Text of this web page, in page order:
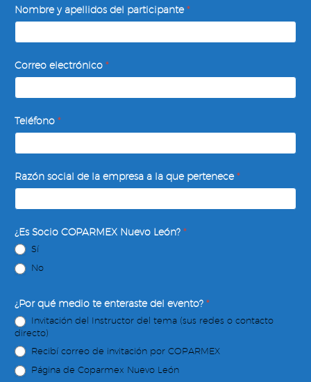
Emocionales
Nombre y apellidos del participante*
Correo electrónico *
Teléfono *
Razón social de la empresa a la que pertenece*
¿Es Socio COPARMEX Nuevo León? *
Sí
No
¿Por qué medio te enteraste del evento? *
Invitación del Instructor del tema (sus redes o contacto
directo)
Recibí correo de invitación por COPARMEX
Página de Coparmex Nuevo León